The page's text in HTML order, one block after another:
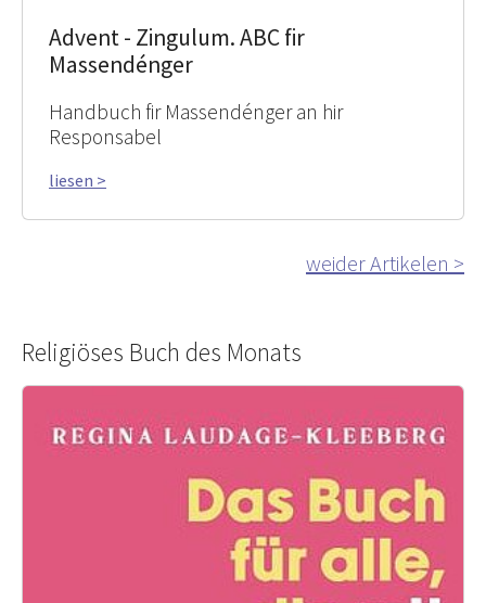
Advent - Zingulum. ABC fir
Massendénger
Handbuch fir Massendénger an hir
Responsabel
liesen >
weider Artikelen >
Religiöses Buch des Monats